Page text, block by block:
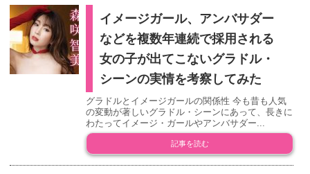
イメージガール、アンバサダー
などを複数年連続で採用される
女の子が出てこないグラドル・
シーンの実情を考察してみた
グラドルとイメージガールの関係性 今も昔も人気
の変動が著しいグラドル・シーンにあって、長きに
わたってイメージ・ガールやアンバサダー...
記事を読む